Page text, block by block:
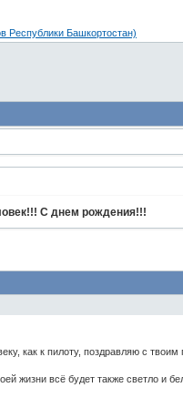
С днем рождения!!!
как к пилоту, поздравляю с
жизни всё будет также светло и